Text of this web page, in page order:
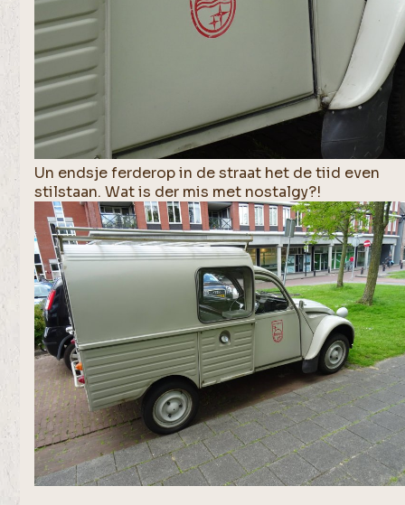
Un endsje ferderop in de straat het de tiid even
stilstaan. Wat is der mis met nostalgy?!